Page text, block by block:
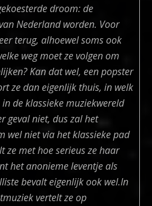
droom: de
Nederland worden. Voor
terug, alhoewel soms ook
weg moet ze volgen om
Kan dat wel, een popster
ze dan eigenlijk thuis, in welk
de klassieke muziekwereld
geval niet, dus zal het
wel niet via het klassieke pad
ze met hoe serieus ze haar
het anonieme leventje als
bevalt eigenlijk ook wel.In
vertelt ze op